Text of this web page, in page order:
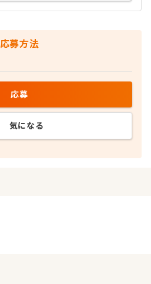
応募方法
応募
気になる